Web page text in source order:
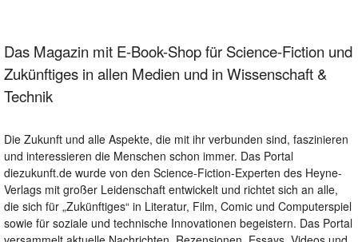
Das Magazin mit E-Book-Shop für Science-Fiction und
Zukünftiges in allen Medien und in Wissenschaft &
Technik
Die Zukunft und alle Aspekte, die mit ihr verbunden sind, faszinieren
und interessieren die Menschen schon immer. Das Portal
diezukunft.de wurde von den Science-Fiction-Experten des Heyne-
Verlags mit großer Leidenschaft entwickelt und richtet sich an alle,
die sich für „Zukünftiges“ in Literatur, Film, Comic und Computerspiel
sowie für soziale und technische Innovationen begeistern. Das Portal